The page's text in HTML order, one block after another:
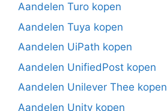
Aandelen Turo kopen
Aandelen Tuya kopen
Aandelen UiPath kopen
Aandelen UnifiedPost kopen
Aandelen Unilever Thee kopen
Aandelen Unity kopen